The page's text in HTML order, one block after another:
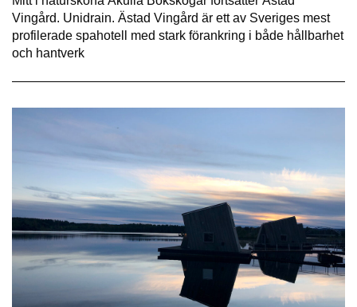
Vingård. Unidrain. Ästad Vingård är ett av Sveriges mest
profilerade spahotell med stark förankring i både hållbarhet
och hantverk